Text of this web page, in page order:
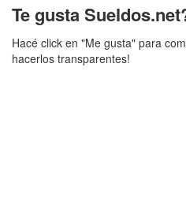
Te gusta
Hacé click en "Me gusta" para
hacerlos transparentes!